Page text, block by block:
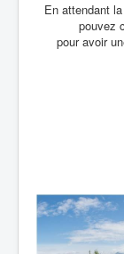
En attendant
pouvez
pour avoir